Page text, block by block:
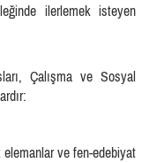
ilerlemek isteyen
Çalışma ve Sosyal
ve fen-edebiyat